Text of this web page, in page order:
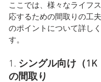
ここでは、様々なライフ
応するための間取りの工
のポイントについて詳し
す。
1. シングル向け（1K
の間取り